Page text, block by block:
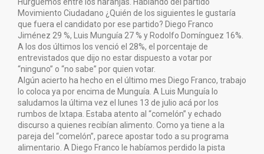
Hurguemos entre los naranjas. Hablando del partido
Movimiento Ciudadano ¿Quién de los siguientes le gustaría
que fuera el candidato por ese partido? Diego Franco
Jiménez 29 %, Luis Munguía 27 % y Rodolfo Domínguez 16%.
A los dos últimos los venció el 28%, el porcentaje de
entrevistados que dijo no estar dispuesto a votar por
“ninguno” o “no sabe” por quien votar.
Algún acierto ha hecho en el último mes Diego Franco, trabajo
lo coloca ya por encima de Munguía. A Luis Munguía lo
saludamos la última vez el lunes 13 de julio acá por los
rumbos de Ixtapa. Estaba atento al “comelón” y echado
discurso a quienes recibían alimento. Como ya tiene a la
pareja del “comelón”, parece apostar todo a su programa
alimentario. A Diego Franco le habíamos perdido la pista